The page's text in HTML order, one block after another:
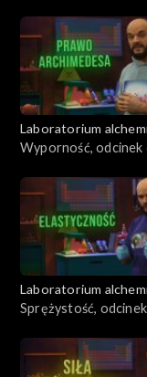
Laboratorium
Wyporność, odcinek
Laboratorium
Sprężystość,